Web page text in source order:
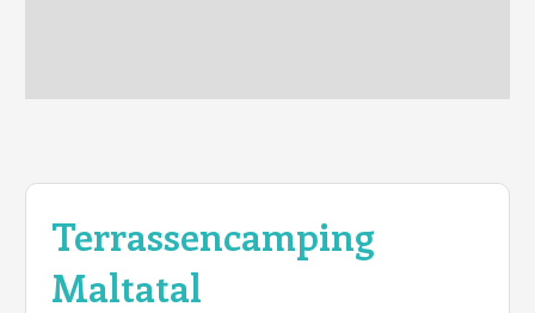
Terrassencamping
Maltatal